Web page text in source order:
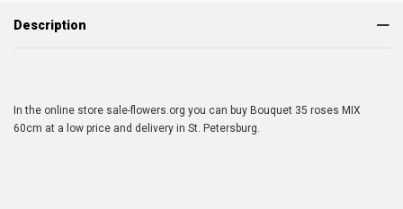
Description
In the online store sale-flowers.org you can buy Bouquet 35 roses MIX
60cm at a low price and delivery in St. Petersburg.